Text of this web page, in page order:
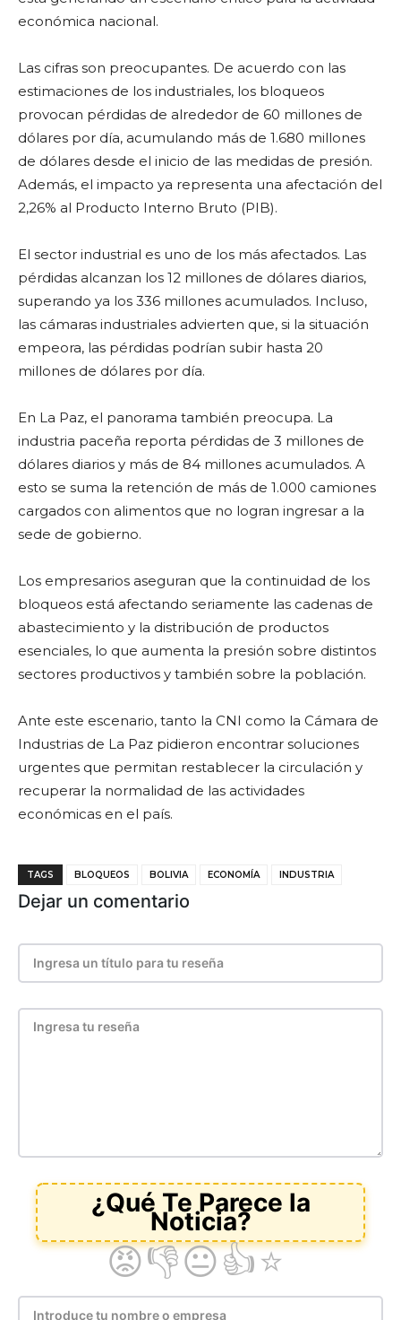
económica nacional.
Las cifras son preocupantes. De acuerdo con las
estimaciones de los industriales, los bloqueos
provocan pérdidas de alrededor de 60 millones de
dólares por día, acumulando más de 1.680 millones
de dólares desde el inicio de las medidas de presión.
Además, el impacto ya representa una afectación del
2,26% al Producto Interno Bruto (PIB).
El sector industrial es uno de los más afectados. Las
pérdidas alcanzan los 12 millones de dólares diarios,
superando ya los 336 millones acumulados. Incluso,
las cámaras industriales advierten que, si la situación
empeora, las pérdidas podrían subir hasta 20
millones de dólares por día.
En La Paz, el panorama también preocupa. La
industria paceña reporta pérdidas de 3 millones de
dólares diarios y más de 84 millones acumulados. A
esto se suma la retención de más de 1.000 camiones
cargados con alimentos que no logran ingresar a la
sede de gobierno.
Los empresarios aseguran que la continuidad de los
bloqueos está afectando seriamente las cadenas de
abastecimiento y la distribución de productos
esenciales, lo que aumenta la presión sobre distintos
sectores productivos y también sobre la población.
Ante este escenario, tanto la CNI como la Cámara de
Industrias de La Paz pidieron encontrar soluciones
urgentes que permitan restablecer la circulación y
recuperar la normalidad de las actividades
económicas en el país.
TAGS BLOQUEOS BOLIVIA ECONOMÍA INDUSTRIA
Dejar un comentario